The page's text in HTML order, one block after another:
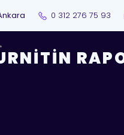
0 312 276 75 93